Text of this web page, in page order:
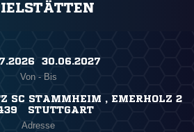
30.06.2027
Von - Bis
SC STAMMHEIM , EMERHOLZ 2
STUTTGART
Adresse